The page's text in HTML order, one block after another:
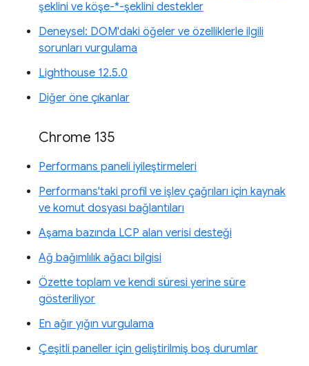
şeklini ve köşe-*-şeklini destekler
Deneysel: DOM'daki öğeler ve özelliklerle ilgili
sorunları vurgulama
Lighthouse 12.5.0
Diğer öne çıkanlar
Chrome 135
Performans paneli iyileştirmeleri
Performans'taki profil ve işlev çağrıları için kaynak
ve komut dosyası bağlantıları
Aşama bazında LCP alan verisi desteği
Ağ bağımlılık ağacı bilgisi
Özette toplam ve kendi süresi yerine süre
gösteriliyor
En ağır yığın vurgulama
Çeşitli paneller için geliştirilmiş boş durumlar